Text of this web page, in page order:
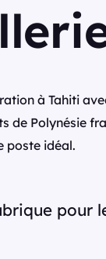
à Tahiti
de Polynésie
poste idéal.
pour